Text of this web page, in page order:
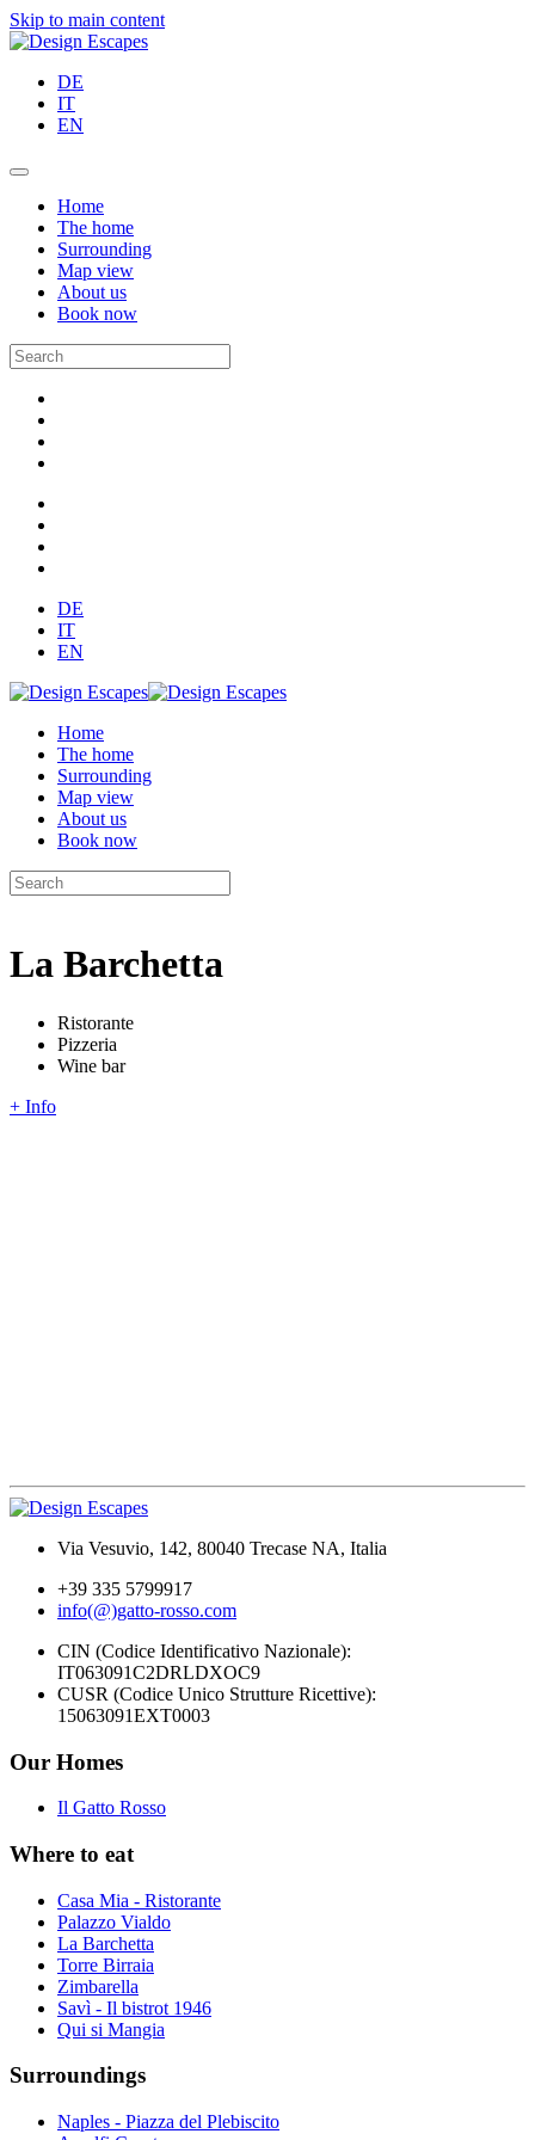
Skip to main content
DE
IT
EN
Home
The home
Surrounding
Map view
About us
Book now
DE
IT
EN
Home
The home
Surrounding
Map view
About us
Book now
La Barchetta
Ristorante
Pizzeria
Wine bar
+ Info
Via Vesuvio, 142, 80040 Trecase NA, Italia
+39 335 5799917
info(@)gatto-rosso.com
CIN (Codice Identificativo Nazionale):
IT063091C2DRLDXOC9
CUSR (Codice Unico Strutture Ricettive):
15063091EXT0003
Our Homes
Il Gatto Rosso
Where to eat
Casa Mia - Ristorante
Palazzo Vialdo
La Barchetta
Torre Birraia
Zimbarella
Savì - Il bistrot 1946
Qui si Mangia
Surroundings
Naples - Piazza del Plebiscito